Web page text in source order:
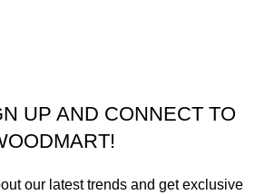
UP AND CONNECT TO
our latest trends and get exclusive